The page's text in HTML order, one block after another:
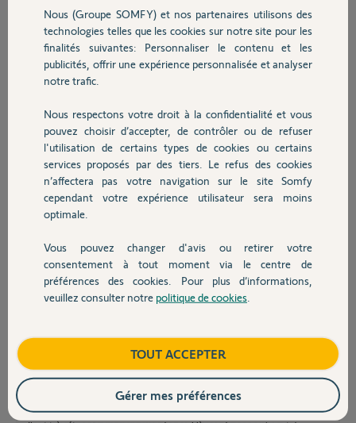
Sécurité
Domotique
Chauffage
Autres produits
Devis avec un pro
Contact
avec plusieurs éléments en
même temps.
J’ai acquitté les alarmes de
liaison radio mais je ne peux
plus commander la mise en
effacé les alarmes.
Les même messages sont
réapparus le 13 janvier à la même heure.
Merci de m'apporter une réponse.
il y a plus de 9 ans
Participer au fil de discussion
Nous (Groupe SOMFY) et nos partenaires utilisons des
technologies telles que les cookies sur notre site pour les
finalités suivantes: Personnaliser le contenu et les
publicités, offrir une expérience personnalisée et analyser
notre trafic.
Nous respectons votre droit à la confidentialité et vous
pouvez choisir d’accepter, de contrôler ou de refuser
l'utilisation de certains types de cookies ou certains
services proposés par des tiers. Le refus des cookies
n’affectera pas votre navigation sur le site Somfy
cependant votre expérience utilisateur sera moins
optimale.
Vous pouvez changer d'avis ou retirer votre
consentement à tout moment via le centre de
préférences des cookies. Pour plus d’informations,
veuillez consulter notre politique de cookies
TOUT ACCEPTER
Gérer mes préférences